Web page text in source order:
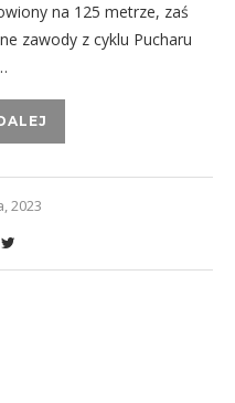
na 125 metrze, zaś
zawody z cyklu Pucharu
2023